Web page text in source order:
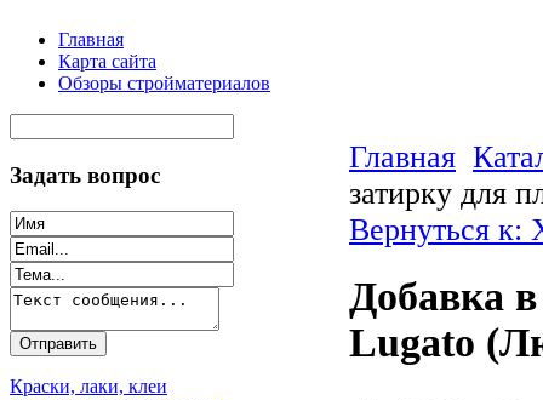
Главная
Карта сайта
Обзоры стройматериалов
Задать вопрос
Краски, лаки, клеи
Главная
затирку для
Вернуться к:
Добавка
Lugato